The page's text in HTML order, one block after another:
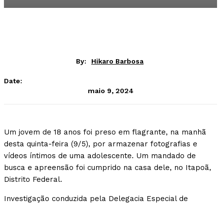
By: Hikaro Barbosa
Date:
maio 9, 2024
Um jovem de 18 anos foi preso em flagrante, na manhã
desta quinta-feira (9/5), por armazenar fotografias e
vídeos íntimos de uma adolescente. Um mandado de
busca e apreensão foi cumprido na casa dele, no Itapoã,
Distrito Federal.
Investigação conduzida pela Delegacia Especial de